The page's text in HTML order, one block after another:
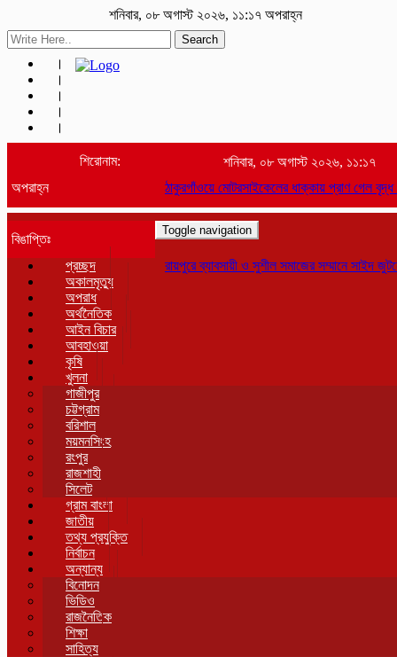
শনিবার, ০৮ অগাস্ট ২০২৬, ১১:১৭ অপরাহ্ন
Search
শিরোনাম:
ঠাকুরগাঁওয়ে মোটরসাইকেলের ধাক্কায় প্রাণ গেল বৃদ্ধ ও
বিঙাপ্তিঃ
রায়পুরে ব্যাবসায়ী ও সুশীল সমাজের সম্মানে সাইদ জুটনের
শনিবার, ০৮ অগাস্ট ২০২৬, ১১:১৭
অপরাহ্ন
Toggle navigation
প্রচ্ছদ
অকালমৃত্যু
অপরাধ
অর্থনৈতিক
আইন বিচার
আবহাওয়া
কৃষি
খুলনা
গাজীপুর
চট্টগ্রাম
বরিশাল
ময়মনসিংহ
রংপুর
রাজশাহী
সিলেট
গ্রাম বাংলা
জাতীয়
তথ্য প্রযুক্তি
নির্বাচন
অন্যান্য
বিনোদন
ভিডিও
রাজনৈতিক
শিক্ষা
সাহিত্য